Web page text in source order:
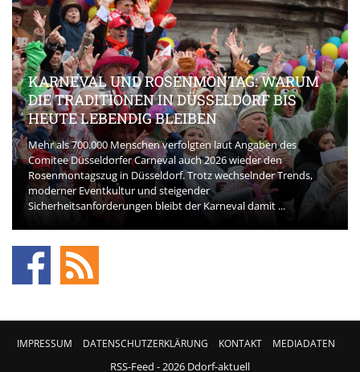
KARNEVAL UND ROSENMONTAG: WARUM
DIE TRADITIONEN IN DÜSSELDORF BIS
HEUTE LEBENDIG BLEIBEN
Mehr als 700.000 Menschen verfolgten laut Angaben des
Comitee Düsseldorfer Carneval auch 2026 wieder den
Rosenmontagszug in Düsseldorf. Trotz wechselnder Trends,
moderner Eventkultur und steigender
Sicherheitsanforderungen bleibt der Karneval damit ...
IMPRESSUM DATENSCHUTZERKLÄRUNG KONTAKT MEDIADATEN
RSS-Feed - 2026 Ddorf-aktuell